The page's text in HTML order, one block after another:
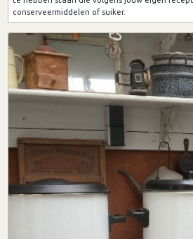
conserveermiddelen of suiker.